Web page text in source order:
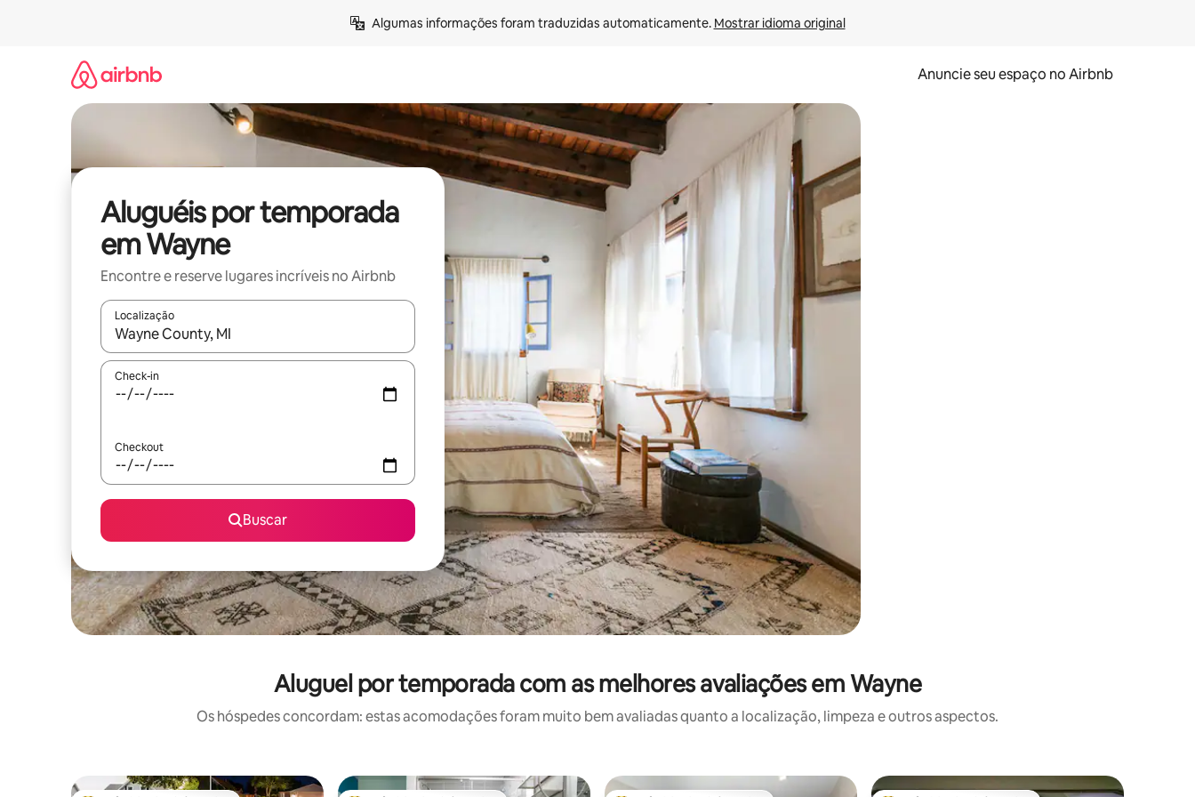
Algumas informações foram traduzidas automaticamente. Mostrar idioma original
Anuncie seu espaço no Airbnb
Aluguéis por temporada
em Wayne
Encontre e reserve lugares incríveis no Airbnb
Localização
Quando os resultados estiverem disponíveis, explore-os usando as seta para cima e para baixo do teclado ou tocando e deslizando o dedo na tela.
Check-in
Checkout
Buscar
Aluguel por temporada com as melhores avaliações em Wayne
Os hóspedes concordam: estas acomodações foram muito bem avaliadas quanto a localização, limpeza e outros aspectos.